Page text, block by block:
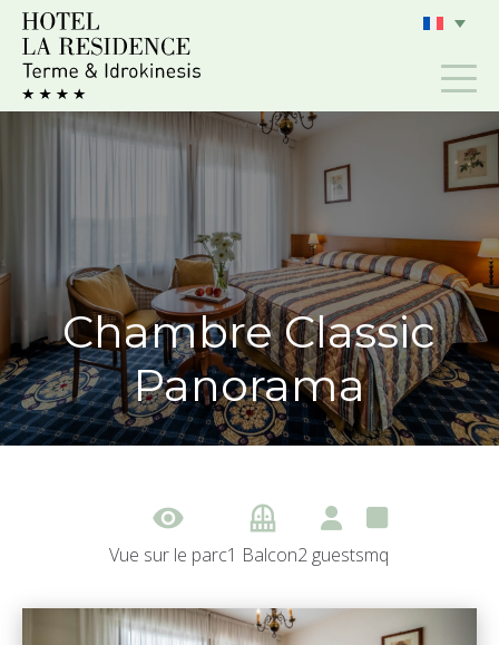
Aller
contenu
Chambre Classic
Panorama
visibility
Vue sur le parc
balcony
1 Balcon2 guestsmq